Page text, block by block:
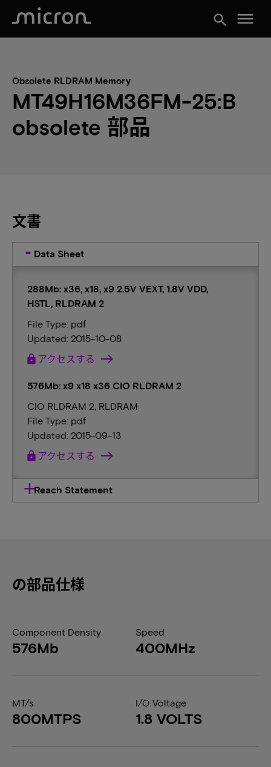
search menu
Obsolete RLDRAM Memory
MT49H16M36FM-25:B
obsolete 部品
文書
Data Sheet
288Mb: x36, x18, x9 2.5V VEXT, 1.8V VDD,
HSTL, RLDRAM 2
File Type: pdf
Updated: 2015-10-08
lock アクセスする
576Mb: x9 x18 x36 CIO RLDRAM 2
CIO RLDRAM 2, RLDRAM
File Type: pdf
Updated: 2015-09-13
lock アクセスする
Reach Statement
の部品仕様
Component Density
576Mb
Speed
400MHz
MT/s
800MTPS
I/O Voltage
1.8 VOLTS